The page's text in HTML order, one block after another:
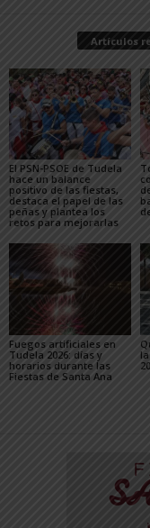
Artículos
El PSN-PSOE de Tudela
hace un balance
positivo de las fiestas,
destaca el papel de las
peñas y plantea los
retos para mejorarlas
Fuegos artificiales en
Tudela 2026: días y
horarios durante las
Fiestas de Santa Ana